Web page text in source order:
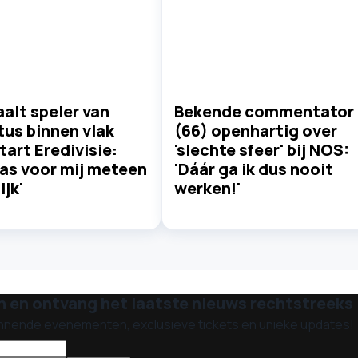
speler van
binnen vlak
Eredivisie:
voor mij meteen
Bekende commentator
(66) openhartig over
'slechte sfeer' bij NOS:
'Dáár ga ik dus nooit
werken!'
en ontvang het laatste nieuws rechtstreeks
evenementen, exclusieve tickets en unieke updates!